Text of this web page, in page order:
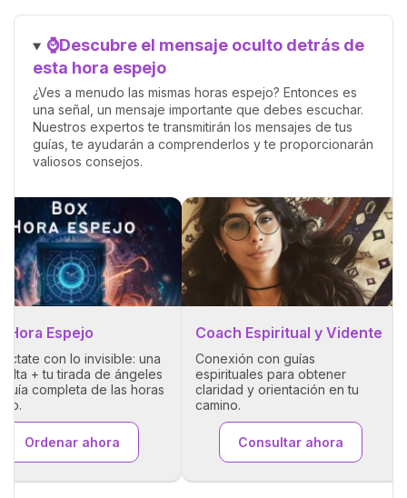
⌚Descubre el mensaje oculto detrás de
esta hora espejo
¿Ves a menudo las mismas horas espejo? Entonces es
una señal, un mensaje importante que debes escuchar.
Nuestros expertos te transmitirán los mensajes de tus
guías, te ayudarán a comprenderlos y te proporcionarán
valiosos consejos.
Hora Espejo
con lo invisible: una
+ tu tirada de ángeles
completa de las horas
Ordenar ahora
Coach Espiritual y Vidente
Conexión con guías
espirituales para obtener
claridad y orientación en tu
camino.
Consultar ahora